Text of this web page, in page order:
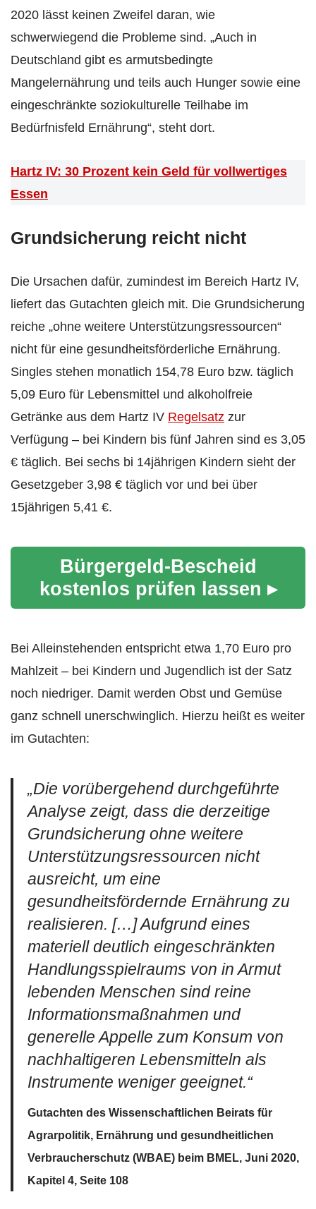
2020 lässt keinen Zweifel daran, wie
schwerwiegend die Probleme sind. „Auch in
Deutschland gibt es armutsbedingte
Mangelernährung und teils auch Hunger sowie eine
eingeschränkte soziokulturelle Teilhabe im
Bedürfnisfeld Ernährung“, steht dort.
Hartz IV: 30 Prozent kein Geld für vollwertiges
Essen
Grundsicherung reicht nicht
Die Ursachen dafür, zumindest im Bereich Hartz IV,
liefert das Gutachten gleich mit. Die Grundsicherung
reiche „ohne weitere Unterstützungsressourcen“
nicht für eine gesundheitsförderliche Ernährung.
Singles stehen monatlich 154,78 Euro bzw. täglich
5,09 Euro für Lebensmittel und alkoholfreie
Getränke aus dem Hartz IV Regelsatz zur
Verfügung – bei Kindern bis fünf Jahren sind es 3,05
€ täglich. Bei sechs bi 14jährigen Kindern sieht der
Gesetzgeber 3,98 € täglich vor und bei über
15jährigen 5,41 €.
Bürgergeld-Bescheid
kostenlos prüfen lassen ▸
Bei Alleinstehenden entspricht etwa 1,70 Euro pro
Mahlzeit – bei Kindern und Jugendlich ist der Satz
noch niedriger. Damit werden Obst und Gemüse
ganz schnell unerschwinglich. Hierzu heißt es weiter
im Gutachten:
„Die vorübergehend durchgeführte
Analyse zeigt, dass die derzeitige
Grundsicherung ohne weitere
Unterstützungsressourcen nicht
ausreicht, um eine
gesundheitsfördernde Ernährung zu
realisieren. […] Aufgrund eines
materiell deutlich eingeschränkten
Handlungsspielraums von in Armut
lebenden Menschen sind reine
Informationsmaßnahmen und
generelle Appelle zum Konsum von
nachhaltigeren Lebensmitteln als
Instrumente weniger geeignet.“
Gutachten des Wissenschaftlichen Beirats für
Agrarpolitik, Ernährung und gesundheitlichen
Verbraucherschutz (WBAE) beim BMEL, Juni 2020,
Kapitel 4, Seite 108